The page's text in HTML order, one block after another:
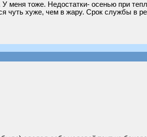
меня тоже. Недостатки- осенью при
чуть хуже, чем в жару. Срок службы в